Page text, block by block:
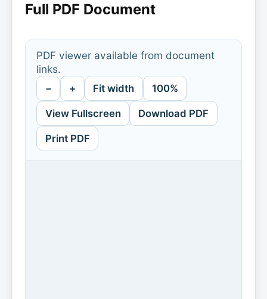
Full PDF Document
PDF viewer available from document
links.
− + Fit width 100%
View Fullscreen Download PDF
Print PDF